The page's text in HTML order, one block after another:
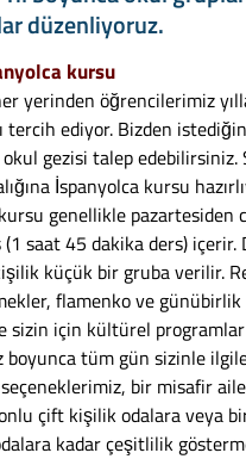
düzenliyoruz.
kursu
yerinden öğrencilerimiz
tercih ediyor. Bizden
okul gezisi talep
İspanyolca kursu
genellikle pazartesiden
saat 45 dakika ders) içerir.
küçük bir gruba verilir.
flamenko ve
sizin için kültürel
boyunca tüm gün sizinle
bir misafir
çift kişilik odalara veya
kadar çeşitlilik